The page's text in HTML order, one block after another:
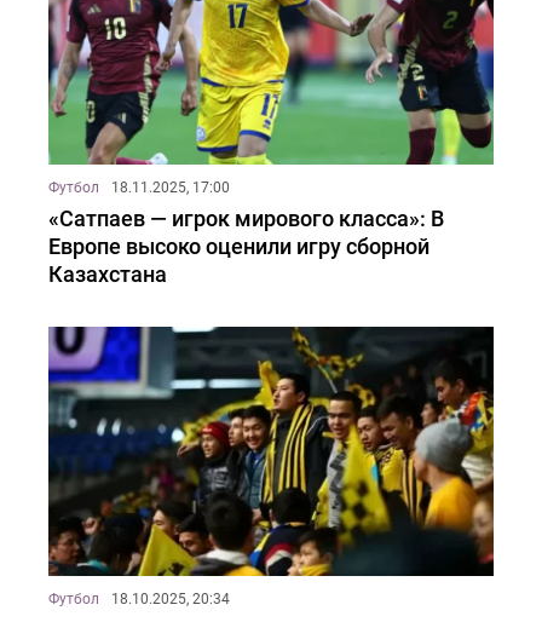
Футбол 18.11.2025, 17:00
«Сатпаев — игрок мирового класса»: В
Европе высоко оценили игру сборной
Казахстана
Футбол 18.10.2025, 20:34